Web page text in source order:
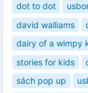
dot to dot
david walliams
dairy of a wimpy
stories for kids
sách pop up